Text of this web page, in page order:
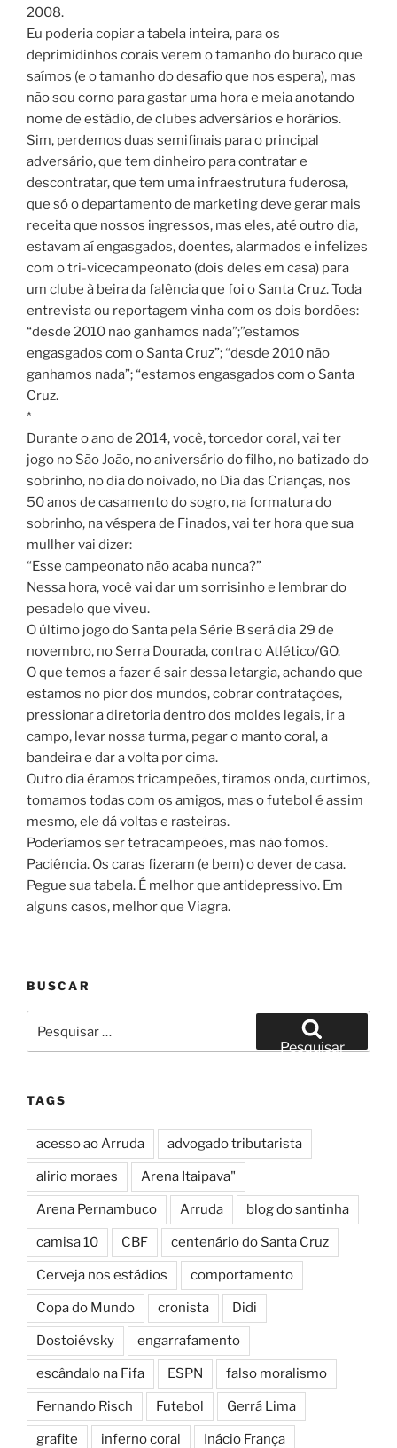
2008.
Eu poderia copiar a tabela inteira, para os
deprimidinhos corais verem o tamanho do buraco que
saímos (e o tamanho do desafio que nos espera), mas
não sou corno para gastar uma hora e meia anotando
nome de estádio, de clubes adversários e horários.
Sim, perdemos duas semifinais para o principal
adversário, que tem dinheiro para contratar e
descontratar, que tem uma infraestrutura fuderosa,
que só o departamento de marketing deve gerar mais
receita que nossos ingressos, mas eles, até outro dia,
estavam aí engasgados, doentes, alarmados e infelizes
com o tri-vicecampeonato (dois deles em casa) para
um clube à beira da falência que foi o Santa Cruz. Toda
entrevista ou reportagem vinha com os dois bordões:
“desde 2010 não ganhamos nada”;”estamos
engasgados com o Santa Cruz”; “desde 2010 não
ganhamos nada”; “estamos engasgados com o Santa
Cruz.
*
Durante o ano de 2014, você, torcedor coral, vai ter
jogo no São João, no aniversário do filho, no batizado do
sobrinho, no dia do noivado, no Dia das Crianças, nos
50 anos de casamento do sogro, na formatura do
sobrinho, na véspera de Finados, vai ter hora que sua
mullher vai dizer:
“Esse campeonato não acaba nunca?”
Nessa hora, você vai dar um sorrisinho e lembrar do
pesadelo que viveu.
O último jogo do Santa pela Série B será dia 29 de
novembro, no Serra Dourada, contra o Atlético/GO.
O que temos a fazer é sair dessa letargia, achando que
estamos no pior dos mundos, cobrar contratações,
pressionar a diretoria dentro dos moldes legais, ir a
campo, levar nossa turma, pegar o manto coral, a
bandeira e dar a volta por cima.
Outro dia éramos tricampeões, tiramos onda, curtimos,
tomamos todas com os amigos, mas o futebol é assim
mesmo, ele dá voltas e rasteiras.
Poderíamos ser tetracampeões, mas não fomos.
Paciência. Os caras fizeram (e bem) o dever de casa.
Pegue sua tabela. É melhor que antidepressivo. Em
alguns casos, melhor que Viagra.
BUSCAR
por:
Pesquisar
TAGS
acesso ao Arruda advogado tributarista
alirio moraes Arena Itaipava"
Arena Pernambuco Arruda blog do santinha
camisa 10 CBF centenário do Santa Cruz
Cerveja nos estádios comportamento
Copa do Mundo cronista Didi
Dostoiévsky engarrafamento
escândalo na Fifa ESPN falso moralismo
Fernando Risch Futebol Gerrá Lima
grafite inferno coral Inácio França